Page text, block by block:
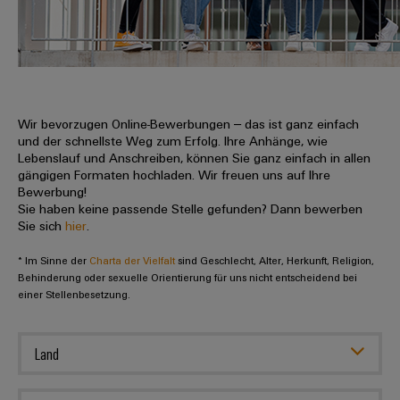
erlebbar
werden.
Datencenter
Produkte
für
Rechenzentren
–
effizient,
zuverlässig,
skalierbar
Energiespeicher
Lösungen
und
Anschlusstechnologie
DC-
u-
OS
Edge
Computing
Industrial
5G
Single
Leiterplattenklemmen
Gehäusesysteme
komponenten
Kabeleinführungssysteme
und
-
komponenten
Anschlussleitungen,
Patchkabel
Fast
Delivery
Beratung
und
digitale
Planung
easyConnect
-
Ihre
uns
Promotionfahrzeug
Distribution
Info
für
unsere
Partner
Vertrieb
Weidmüller
Zahlen
Unser
Vorstand
Nachhaltigkeit
Academy
People
Karriere
Stellen
für
Berufserfahrene
Für
Studierende
Werkstudententätigkeiten
Praktika
Abschlussarbeiten
Wir bevorzugen Online-Bewerbungen – das ist ganz einfach
und der schnellste Weg zum Erfolg. Ihre Anhänge, wie
Lebenslauf und Anschreiben, können Sie ganz einfach in allen
gängigen Formaten hochladen. Wir freuen uns auf Ihre
Bewerbung!
Sie haben keine passende Stelle gefunden? Dann bewerben
Sie sichhier
* Im Sinne der Charta der Vielfalt sind Geschlecht, Alter, Herkunft, Religion,
Behinderung oder sexuelle Orientierung für uns nicht entscheidend bei
einer Stellenbesetzung.
Land